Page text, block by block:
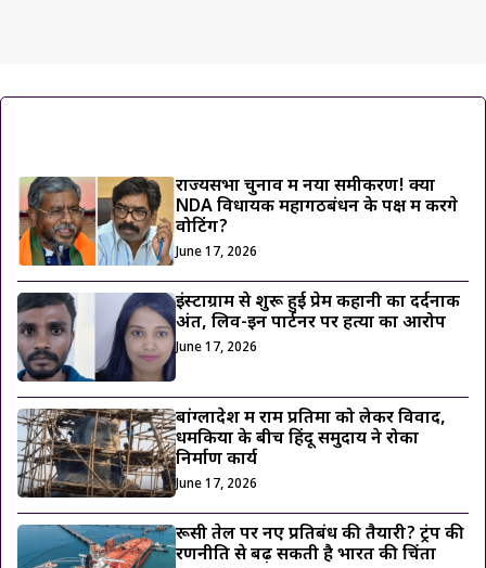
राज्यसभा चुनाव में नया समीकरण! क्या
NDA विधायक महागठबंधन के पक्ष में करेंगे
वोटिंग?
June 17, 2026
इंस्टाग्राम से शुरू हुई प्रेम कहानी का दर्दनाक
अंत, लिव-इन पार्टनर पर हत्या का आरोप
June 17, 2026
बांग्लादेश में राम प्रतिमा को लेकर विवाद,
धमकियों के बीच हिंदू समुदाय ने रोका
निर्माण कार्य
June 17, 2026
रूसी तेल पर नए प्रतिबंध की तैयारी? ट्रंप की
रणनीति से बढ़ सकती है भारत की चिंता